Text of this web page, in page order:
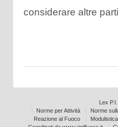
considerare altre
Lex P.I.
Norme per Attività
Norme
Reazione al Fuoco